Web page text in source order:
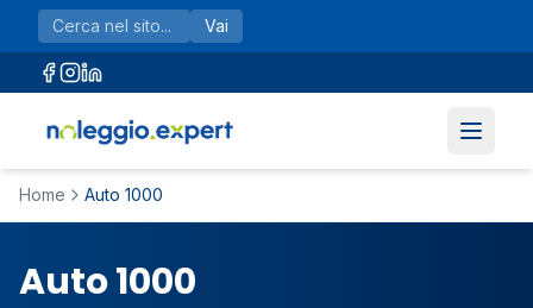
Vai al contenuto principale
Vai
Home Auto 1000
Auto 1000